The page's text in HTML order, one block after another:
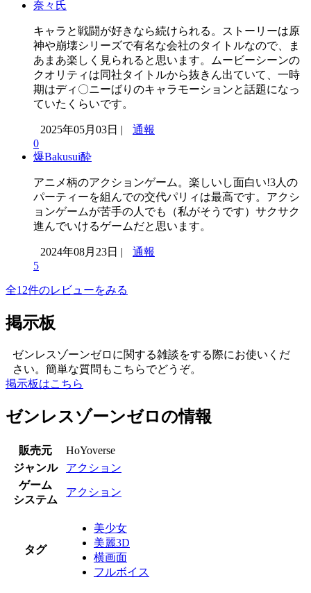
奈々氏
キャラと戦闘が好きなら続けられる。ストーリーは原
神や崩壊シリーズで有名な会社のタイトルなので、ま
あまあ楽しく見られると思います。ムービーシーンの
クオリティは同社タイトルから抜きん出ていて、一時
期はディ〇ニーばりのキャラモーションと話題になっ
ていたくらいです。
2025年05月03日 |
通報
0
爆Bakusui酔
アニメ柄のアクションゲーム。楽しいし面白い!3人の
パーティーを組んでの交代パリィは最高です。アクシ
ョンゲームが苦手の人でも（私がそうです）サクサク
進んでいけるゲームだと思います。
2024年08月23日 |
通報
5
全12件のレビューをみる
掲示板
ゼンレスゾーンゼロに関する雑談をする際にお使いくだ
さい。簡単な質問もこちらでどうぞ。
掲示板はこちら
ゼンレスゾーンゼロの情報
販売元
HoYoverse
ジャンル
アクション
ゲーム
システム
アクション
タグ
美少女
美麗3D
横画面
フルボイス